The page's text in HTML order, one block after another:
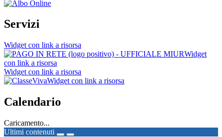
Servizi
Widget con link a risorsa
Widget
con link a risorsa
Widget con link a risorsa
Widget con link a risorsa
Calendario
Caricamento...
Ultimi contenuti